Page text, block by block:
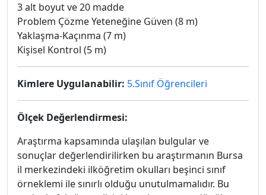
3 alt boyut ve 20 madde
Problem Çözme Yeteneğine Güven (8 m)
Yaklaşma-Kaçınma (7 m)
Kişisel Kontrol (5 m)
Kimlere Uygulanabilir: 5.Sınıf Öğrencileri
Ölçek Değerlendirmesi:
Araştırma kapsamında ulaşılan bulgular ve
sonuçlar değerlendirilirken bu araştırmanın Bursa
il merkezindeki ilköğretim okulları beşinci sınıf
örneklemi ile sınırlı olduğu unutulmamalıdır. Bu